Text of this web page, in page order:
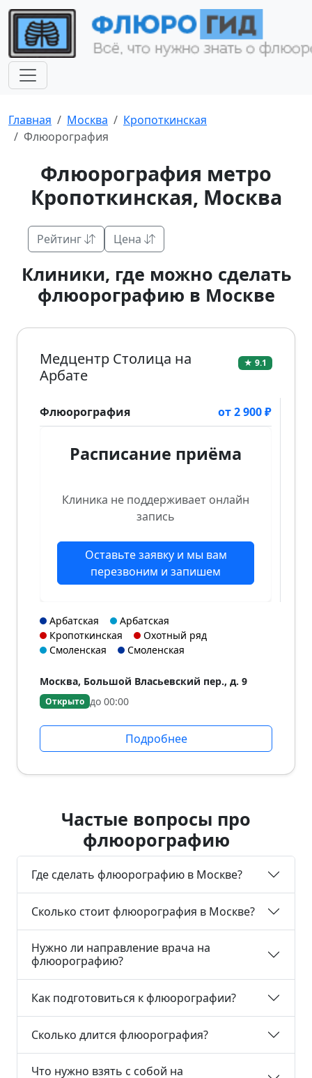
Главная Москва
Кропоткинская
Флюорография
Флюорография метро
Кропоткинская, Москва
Рейтинг Цена
Клиники, где можно сделать
флюорографию в Москве
Медцентр Столица на
Арбате
★ 9.1
Флюорография от 2 900 ₽
Расписание приёма
Клиника не поддерживает онлайн
запись
Оставьте заявку и мы вам
перезвоним и запишем
Арбатская
Арбатская
Кропоткинская
Охотный ряд
Смоленская
Смоленская
Москва, Большой Власьевский пер., д. 9
Открыто до 00:00
Подробнее
Частые вопросы про
флюорографию
Где сделать флюорографию в Москве?
Сколько стоит флюорография в Москве?
Нужно ли направление врача на
флюорографию?
Как подготовиться к флюорографии?
Сколько длится флюорография?
Что нужно взять с собой на